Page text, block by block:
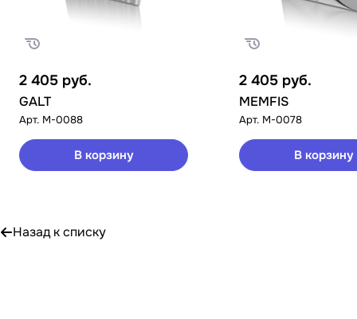
2 405 руб.
GALT
Арт. M-0088
В корзину
2 405 руб.
MEMFIS
Арт. M-0078
В корзину
Назад к списку